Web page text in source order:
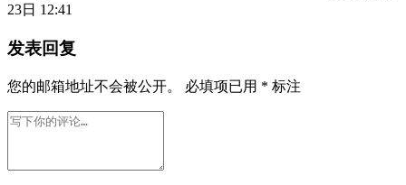
23日 12:41
发表回复
您的邮箱地址不会被公开。 必填项已用 * 标注